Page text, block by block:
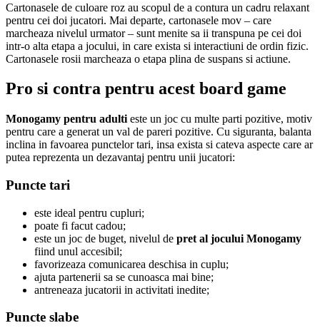
Cartonasele de culoare roz au scopul de a contura un cadru relaxant
pentru cei doi jucatori. Mai departe, cartonasele mov – care
marcheaza nivelul urmator – sunt menite sa ii transpuna pe cei doi
intr-o alta etapa a jocului, in care exista si interactiuni de ordin fizic.
Cartonasele rosii marcheaza o etapa plina de suspans si actiune.
Pro si contra pentru acest board game
Monogamy pentru adulti este un joc cu multe parti pozitive, motiv
pentru care a generat un val de pareri pozitive. Cu siguranta, balanta
inclina in favoarea punctelor tari, insa exista si cateva aspecte care ar
putea reprezenta un dezavantaj pentru unii jucatori:
Puncte tari
este ideal pentru cupluri;
poate fi facut cadou;
este un joc de buget, nivelul de pret al jocului Monogamy
fiind unul accesibil;
favorizeaza comunicarea deschisa in cuplu;
ajuta partenerii sa se cunoasca mai bine;
antreneaza jucatorii in activitati inedite;
Puncte slabe